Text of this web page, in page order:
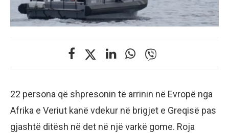
22 persona që shpresonin të arrinin në Evropë nga
Afrika e Veriut kanë vdekur në brigjet e Greqisë pas
gjashtë ditësh në det në një varkë gome. Roja